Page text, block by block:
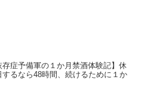
存症予備軍の１か月禁酒体験記】休
するなら48時間、続けるために１か